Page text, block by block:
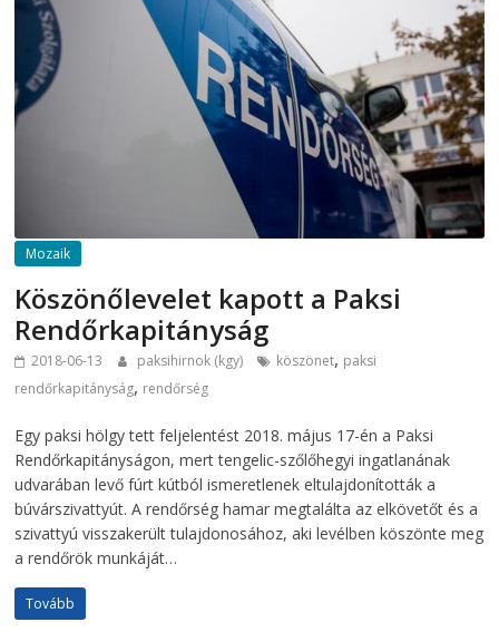
Mozaik
Köszönőlevelet kapott a Paksi
Rendőrkapitányság
2018-06-13 paksihirnok (kgy) köszönet, paksi
rendőrkapitányság, rendőrség
Egy paksi hölgy tett feljelentést 2018. május 17-én a Paksi
Rendőrkapitányságon, mert tengelic-szőlőhegyi ingatlanának
udvarában levő fúrt kútból ismeretlenek eltulajdonították a
búvárszivattyút. A rendőrség hamar megtalálta az elkövetőt és a
szivattyú visszakerült tulajdonosához, aki levélben köszönte meg
a rendőrök munkáját…
Tovább